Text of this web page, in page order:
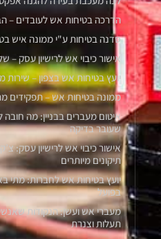
הדרכה בטיחות אש לעובדים –
סדנה בטיחות ע"י ממונה איש
אישור כיבוי אש לרישיון עסק –
יועץ בטיחות אש בצפון – שירות
ממונה בטיחות אש – תפקידים
איטום מעברים בבניין: מה חובה
שעובר בדיקה
אישור כיבוי אש לרישיון עסק:
תיקונים מיותרים
יועץ בטיחות אש לחברות: מתי
בפועל
מעברי אש ועשן: הנקודות
תעלות וצנרת